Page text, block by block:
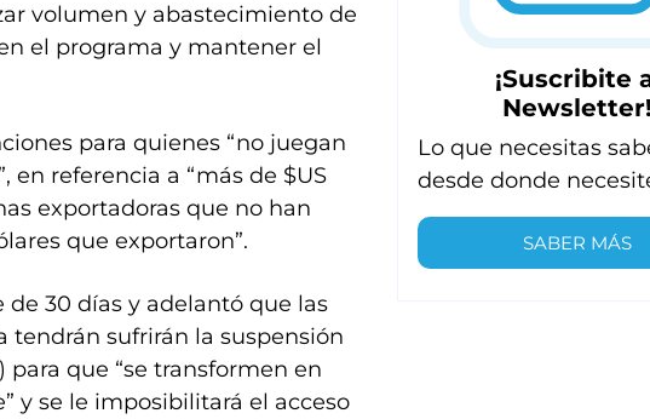
volumen y abastecimiento de
el programa y mantener el
para quienes “no juegan
en referencia a “más de $US
exportadoras que no han
que exportaron”.
30 días y adelantó que las
tendrán sufrirán la suspensión
para que “se transformen en
y se le imposibilitará el acceso
¡Suscribite
Newsletter!
Lo que necesitas
desde donde
SABER MÁS